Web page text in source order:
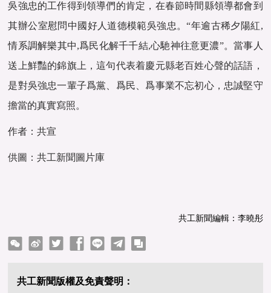
吳強忠的工作得到領導們的肯定，在春節時間縣領導都會到
其辦公室慰問中國好人道德模範吳強忠。“年逾古稀夕陽紅,
情系調解樂其中,爲民化解千千結,心馳神往意更濃”。當事人
送上鮮豔的錦旗上，這句代表着慶元縣老百姓心聲的話語，
是對吳強忠一輩子爲黨、爲民、爲事業不忘初心，忠誠堅守
擔當的真實寫照。
作者：共宣
供圖：共工新聞圖片庫
共工新聞編輯：李曉彤
linetelegram copy
共工新聞版權及免責聲明：